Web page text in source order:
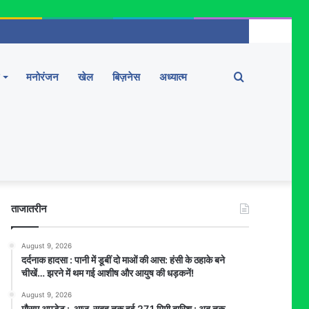
मनोरंजन खेल बिज़नेस अध्यात्म Search
ताजातरीन
August 9, 2026
दर्दनाक हादसा : पानी में डूबीं दो माओं की आस: हंसी के ठहाके बने
चीखें… झरने में थम गई आशीष और आयुष की धड़कनें!
August 9, 2026